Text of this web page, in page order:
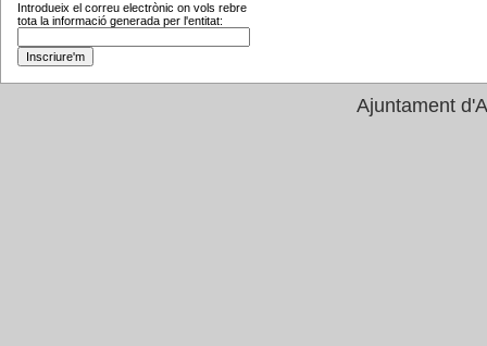
Introdueix el correu electrònic on vols rebre
tota la informació generada per l'entitat:
Ajuntament